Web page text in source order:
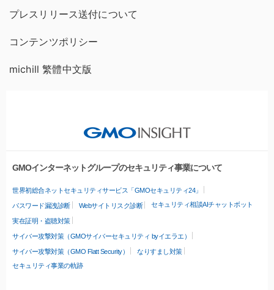
プレスリリース送付について
コンテンツポリシー
michill 繁體中文版
GMOインターネットグループのセキュリティ事業について
世界初総合ネットセキュリティサービス「GMOセキュリティ24」
パスワード漏洩診断 Webサイトリスク診断 セキュリティ相談AIチャットボット
実在証明・盗聴対策
サイバー攻撃対策（GMOサイバーセキュリティ byイエラエ）
サイバー攻撃対策（GMO Flatt Security）
なりすまし対策
セキュリティ事業の軌跡